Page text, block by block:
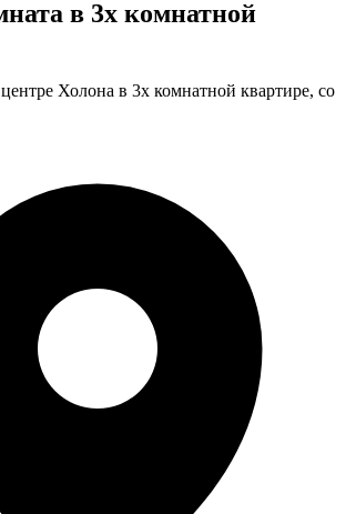
в 3х комнатной
Холона в 3х комнатной квартире, со